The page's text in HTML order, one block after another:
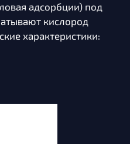
адсорбции) под
кислород
характеристики: